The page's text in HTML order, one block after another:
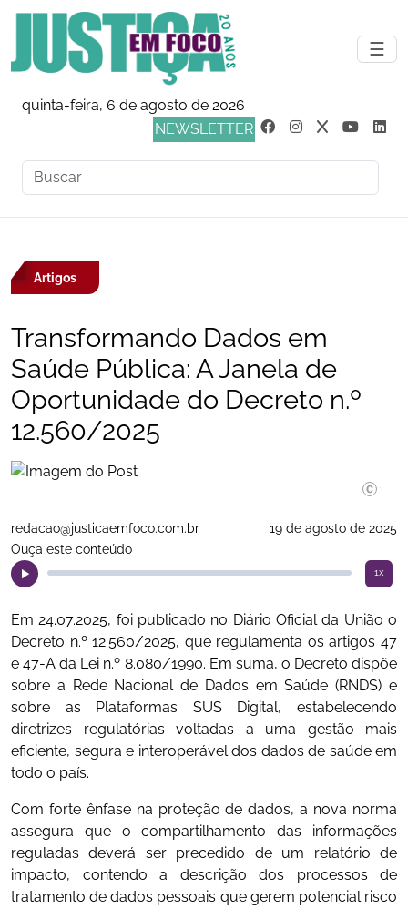
☰
quinta-feira, 6 de agosto de 2026
NEWSLETTER
Artigos
Transformando Dados em
Saúde Pública: A Janela de
Oportunidade do Decreto n.º
12.560/2025
redacao@justicaemfoco.com.br
19 de agosto de 2025
Ouça este conteúdo
1x
Em 24.07.2025, foi publicado no Diário Oficial da União o
Decreto n.º 12.560/2025, que regulamenta os artigos 47
e 47-A da Lei n.º 8.080/1990. Em suma, o Decreto dispõe
sobre a Rede Nacional de Dados em Saúde (RNDS) e
sobre as Plataformas SUS Digital, estabelecendo
diretrizes regulatórias voltadas a uma gestão mais
eficiente, segura e interoperável dos dados de saúde em
todo o país.
Com forte ênfase na proteção de dados, a nova norma
assegura que o compartilhamento das informações
reguladas deverá ser precedido de um relatório de
impacto, contendo a descrição dos processos de
tratamento de dados pessoais que gerem potencial risco